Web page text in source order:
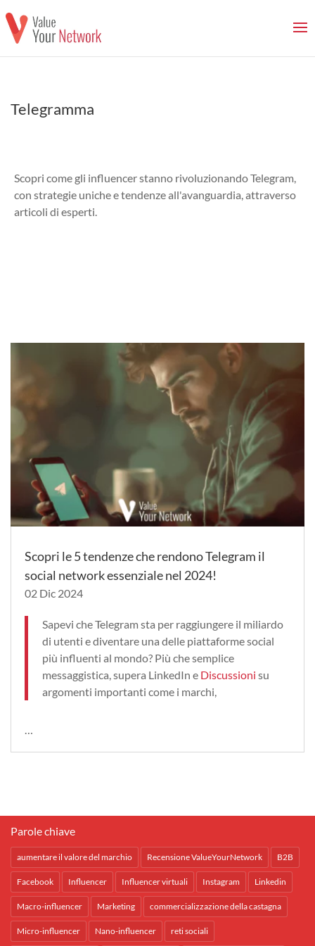
Telegramma
Scopri come gli influencer stanno rivoluzionando Telegram,
con strategie uniche e tendenze all'avanguardia, attraverso
articoli di esperti.
Scopri le 5 tendenze che rendono Telegram il
social network essenziale nel 2024!
02 Dic 2024
Sapevi che Telegram sta per raggiungere il miliardo
di utenti e diventare una delle piattaforme social
più influenti al mondo? Più che semplice
messaggistica, supera LinkedIn e Discussioni su
argomenti importanti come i marchi,
…
Parole chiave
aumentare il valore del marchio Recensione ValueYourNetwork B2B
Facebook Influencer Influencer virtuali Instagram Linkedin
Macro-influencer Marketing commercializzazione della castagna
Micro-influencer Nano-influencer reti sociali